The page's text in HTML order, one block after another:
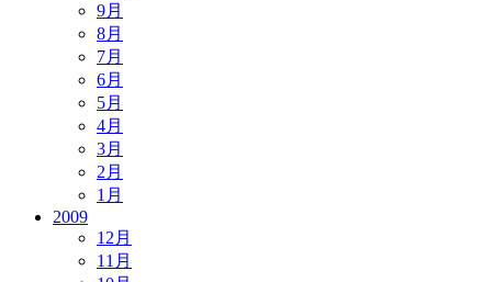
9月
8月
7月
6月
5月
4月
3月
2月
1月
2009
12月
11月